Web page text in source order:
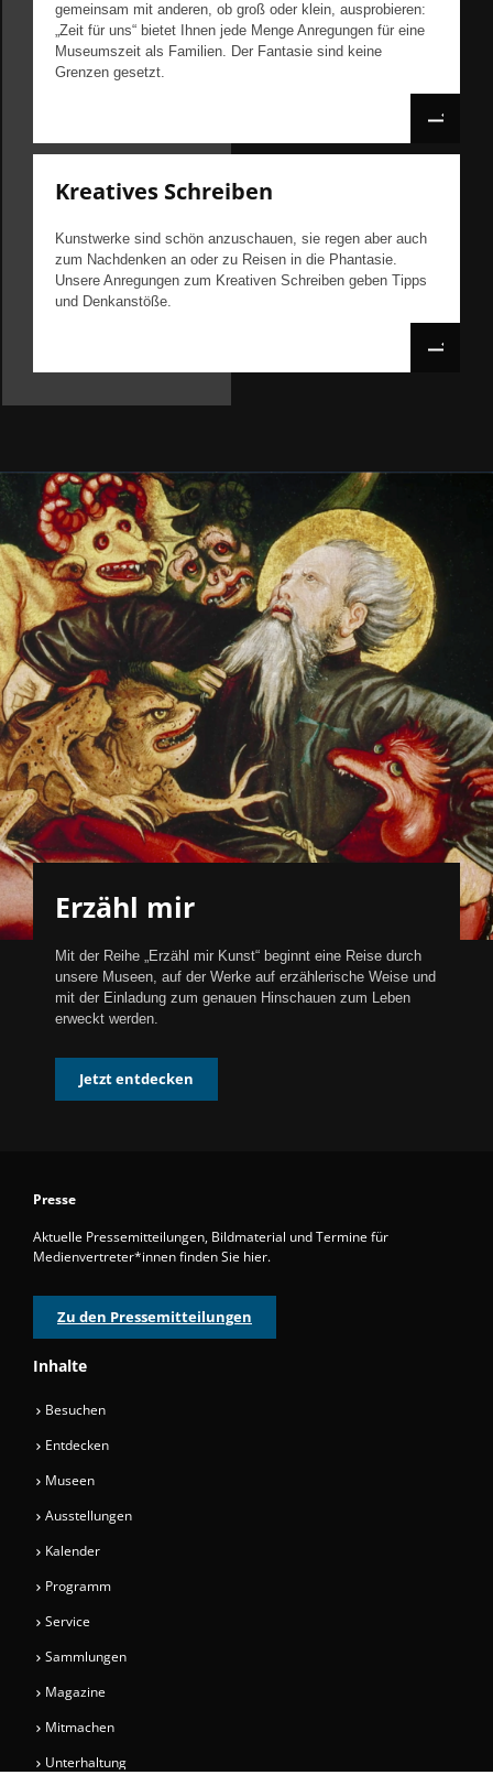
gemeinsam mit anderen, ob groß oder klein, ausprobieren:
„Zeit für uns“ bietet Ihnen jede Menge Anregungen für eine
Museumszeit als Familien. Der Fantasie sind keine
Grenzen gesetzt.
Kreatives Schreiben
Kunstwerke sind schön anzuschauen, sie regen aber auch
zum Nachdenken an oder zu Reisen in die Phantasie.
Unsere Anregungen zum Kreativen Schreiben geben Tipps
und Denkanstöße.
Erzähl mir
Mit der Reihe „Erzähl mir Kunst“ beginnt eine Reise durch
unsere Museen, auf der Werke auf erzählerische Weise und
mit der Einladung zum genauen Hinschauen zum Leben
erweckt werden.
Jetzt entdecken
Presse
Aktuelle Pressemitteilungen, Bildmaterial und Termine für
Medienvertreter*innen finden Sie hier.
Zu den Pressemitteilungen
Inhalte
Besuchen
Entdecken
Museen
Ausstellungen
Kalender
Programm
Service
Sammlungen
Magazine
Mitmachen
Unterhaltung